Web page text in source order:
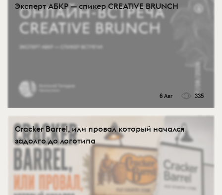
Эксперт АБКР — спикер CREATIVE BRUNCH
6 Авг 335
Cracker Barrel, или провал который начался
задолго до логотипа